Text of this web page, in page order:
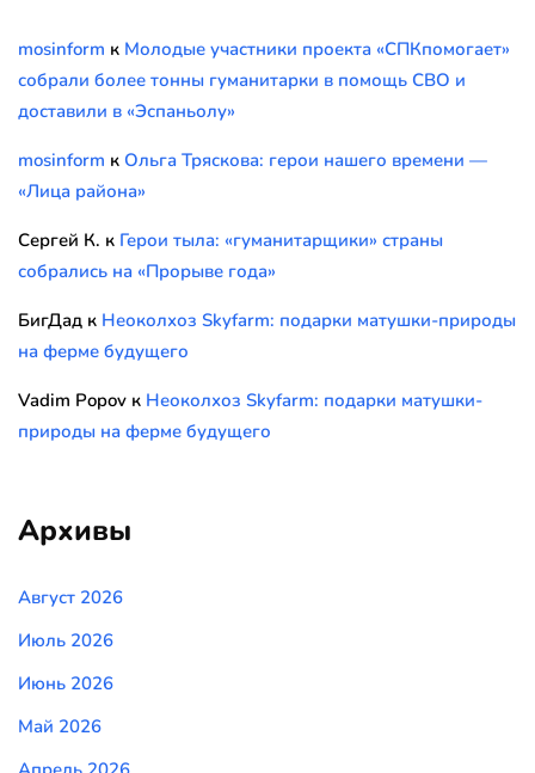
mosinform к Молодые участники проекта «СПКпомогает»
собрали более тонны гуманитарки в помощь СВО и
доставили в «Эспаньолу»
mosinform к Ольга Тряскова: герои нашего времени —
«Лица района»
Сергей К. к Герои тыла: «гуманитарщики» страны
собрались на «Прорыве года»
БигДад к Неоколхоз Skyfarm: подарки матушки-природы
на ферме будущего
Vadim Popov к Неоколхоз Skyfarm: подарки матушки-
природы на ферме будущего
Архивы
Август 2026
Июль 2026
Июнь 2026
Май 2026